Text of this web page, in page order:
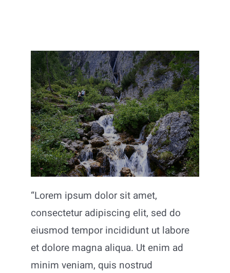
“Lorem ipsum dolor sit amet,
consectetur adipiscing elit, sed do
eiusmod tempor incididunt ut labore
et dolore magna aliqua. Ut enim ad
minim veniam, quis nostrud